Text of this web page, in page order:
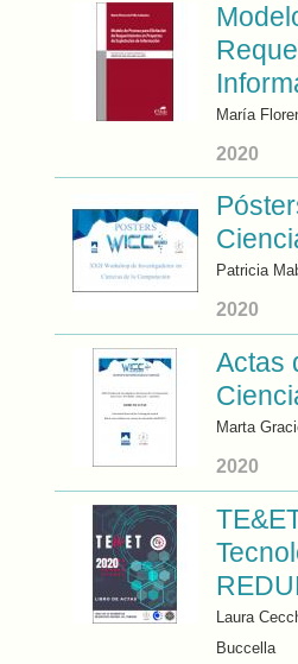
María
2020
Patricia
2020
Actas
Marta
2020
Laura
Buccella